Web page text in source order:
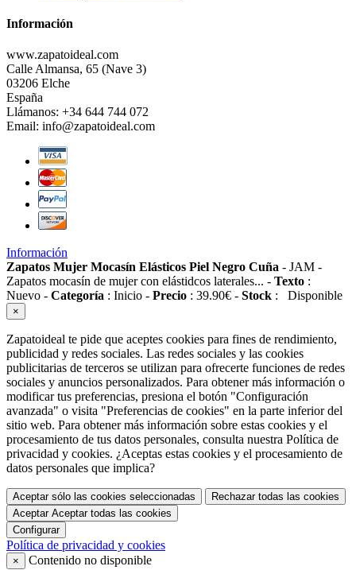
Información
www.zapatoideal.com
Calle Almansa, 65 (Nave 3)
03206 Elche
España
Llámanos: +34 644 744 072
Email: info@zapatoideal.com
Información
Zapatos Mujer Mocasín Elásticos Piel Negro Cuña - JAM -
Zapatos mocasín de mujer con elástidcos laterales... - Texto :
Nuevo - Categoría : Inicio - Precio : 39.90€ - Stock : Disponible
×
Zapatoideal te pide que aceptes cookies para fines de rendimiento,
publicidad y redes sociales. Las redes sociales y las cookies
publicitarias de terceros se utilizan para ofrecerte funciones de redes
sociales y anuncios personalizados. Para obtener más información o
modificar tus preferencias, presiona el botón "Configuración
avanzada" o visita "Preferencias de cookies" en la parte inferior del
sitio web. Para obtener más información sobre estas cookies y el
procesamiento de tus datos personales, consulta nuestra Política de
privacidad y cookies. ¿Aceptas estas cookies y el procesamiento de
datos personales que implica?
Aceptar sólo las cookies seleccionadas
Rechazar todas las cookies
Aceptar Aceptar todas las cookies
Configurar
Política de privacidad y cookies
× Contenido no disponible